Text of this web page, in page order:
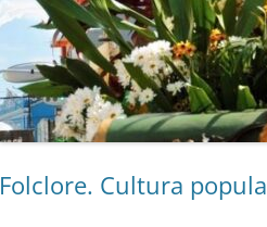
Folclore. Cultura